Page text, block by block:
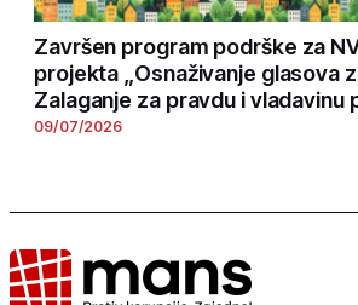
Završen program podrške za
projekta „Osnaživanje glasova
Zalaganje za pravdu i vladavinu
09/07/2026